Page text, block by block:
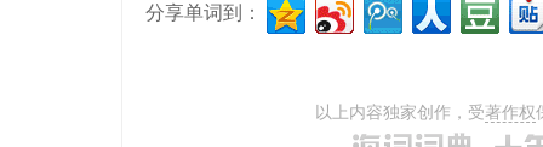
分享单词到：
以上内容独家创作，受著作权